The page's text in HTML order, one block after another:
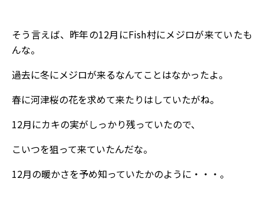
そう言えば、昨年の12月にFish村にメジロが来ていたも
んな。
過去に冬にメジロが来るなんてことはなかったよ。
春に河津桜の花を求めて来たりはしていたがね。
12月にカキの実がしっかり残っていたので、
こいつを狙って来ていたんだな。
12月の暖かさを予め知っていたかのように・・・。